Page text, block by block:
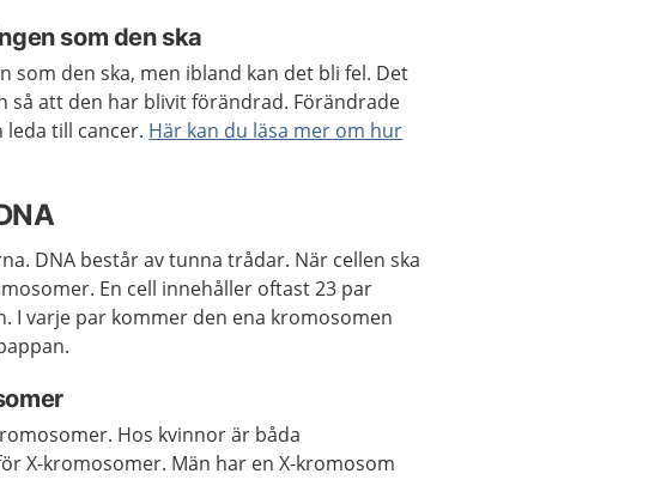
som den ska
som den ska, men ibland kan det bli fel. Det
så att den har blivit förändrad. Förändrade
till cancer. Här kan du läsa mer om hur
DNA består av tunna trådar. När cellen ska
En cell innehåller oftast 23 par
I varje par kommer den ena kromosomen
Hos kvinnor är båda
X-kromosomer. Män har en X-kromosom